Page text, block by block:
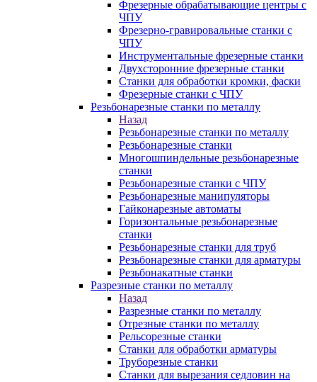
Фрезерные обрабатывающие центры с
ЧПУ
Фрезерно-гравировальные станки с
ЧПУ
Инструментальные фрезерные станки
Двухсторонние фрезерные станки
Станки для обработки кромки, фаски
Фрезерные станки с ЧПУ
Резьбонарезные станки по металлу
Назад
Резьбонарезные станки по металлу
Резьбонарезные станки
Многошпиндельные резьбонарезные
станки
Резьбонарезные станки с ЧПУ
Резьбонарезные манипуляторы
Гайконарезные автоматы
Горизонтальные резьбонарезные
станки
Резьбонарезные станки для труб
Резьбонарезные станки для арматуры
Резьбонакатные станки
Разрезные станки по металлу
Назад
Разрезные станки по металлу
Отрезные станки по металлу
Рельсорезные станки
Станки для обработки арматуры
Труборезные станки
Станки для вырезания седловин на